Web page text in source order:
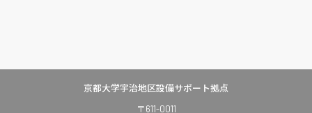
京都大学宇治地区設備サポート拠点
〒611-0011